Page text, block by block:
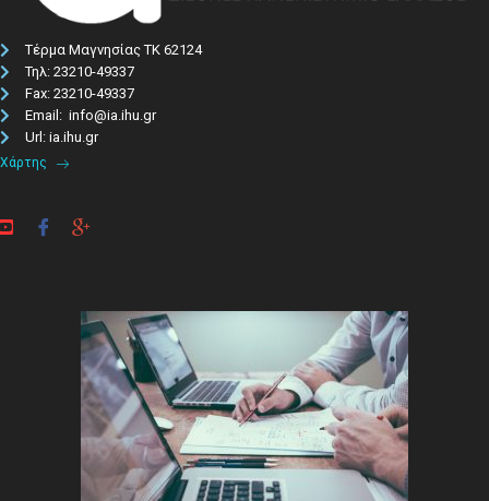
Τέρμα Μαγνησίας ΤΚ 62124
Τηλ: 23210-49337​
Fax: 23210-49337
Email: info@ia.ihu.gr
Url: ia.ihu.gr
Χάρτης